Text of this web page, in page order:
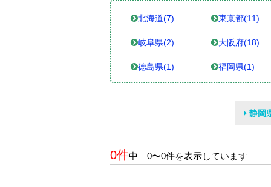
北海道(7) 東京都(11)
岐阜県(2) 大阪府(18)
徳島県(1) 福岡県(1)
静岡
0件中 0〜0件を表示しています